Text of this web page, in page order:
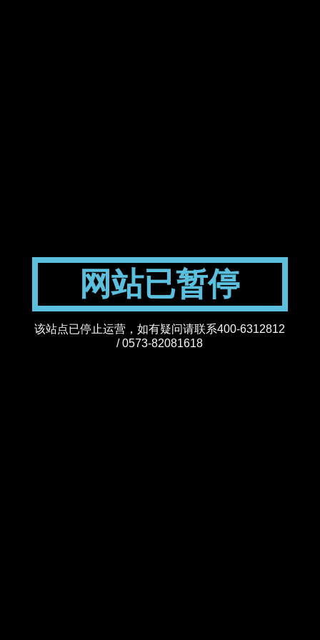
网站已暂停
该站点已停止运营，如有疑问请联系400-6312812
/ 0573-82081618